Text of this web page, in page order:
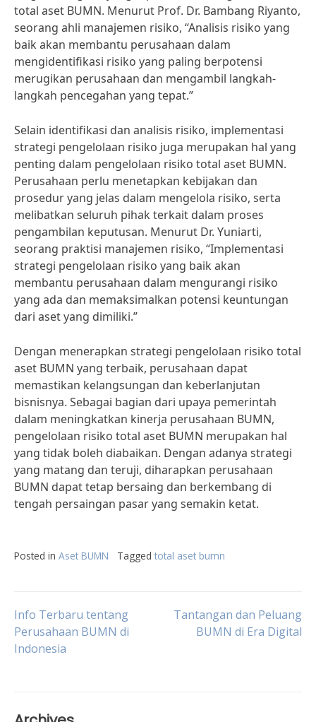
total aset BUMN. Menurut Prof. Dr. Bambang Riyanto,
seorang ahli manajemen risiko, “Analisis risiko yang
baik akan membantu perusahaan dalam
mengidentifikasi risiko yang paling berpotensi
merugikan perusahaan dan mengambil langkah-
langkah pencegahan yang tepat.”
Selain identifikasi dan analisis risiko, implementasi
strategi pengelolaan risiko juga merupakan hal yang
penting dalam pengelolaan risiko total aset BUMN.
Perusahaan perlu menetapkan kebijakan dan
prosedur yang jelas dalam mengelola risiko, serta
melibatkan seluruh pihak terkait dalam proses
pengambilan keputusan. Menurut Dr. Yuniarti,
seorang praktisi manajemen risiko, “Implementasi
strategi pengelolaan risiko yang baik akan
membantu perusahaan dalam mengurangi risiko
yang ada dan memaksimalkan potensi keuntungan
dari aset yang dimiliki.”
Dengan menerapkan strategi pengelolaan risiko total
aset BUMN yang terbaik, perusahaan dapat
memastikan kelangsungan dan keberlanjutan
bisnisnya. Sebagai bagian dari upaya pemerintah
dalam meningkatkan kinerja perusahaan BUMN,
pengelolaan risiko total aset BUMN merupakan hal
yang tidak boleh diabaikan. Dengan adanya strategi
yang matang dan teruji, diharapkan perusahaan
BUMN dapat tetap bersaing dan berkembang di
tengah persaingan pasar yang semakin ketat.
Posted in Aset BUMN Tagged total aset bumn
Post
navigation
Info Terbaru tentang
Perusahaan BUMN di
Indonesia
Tantangan dan Peluang
BUMN di Era Digital